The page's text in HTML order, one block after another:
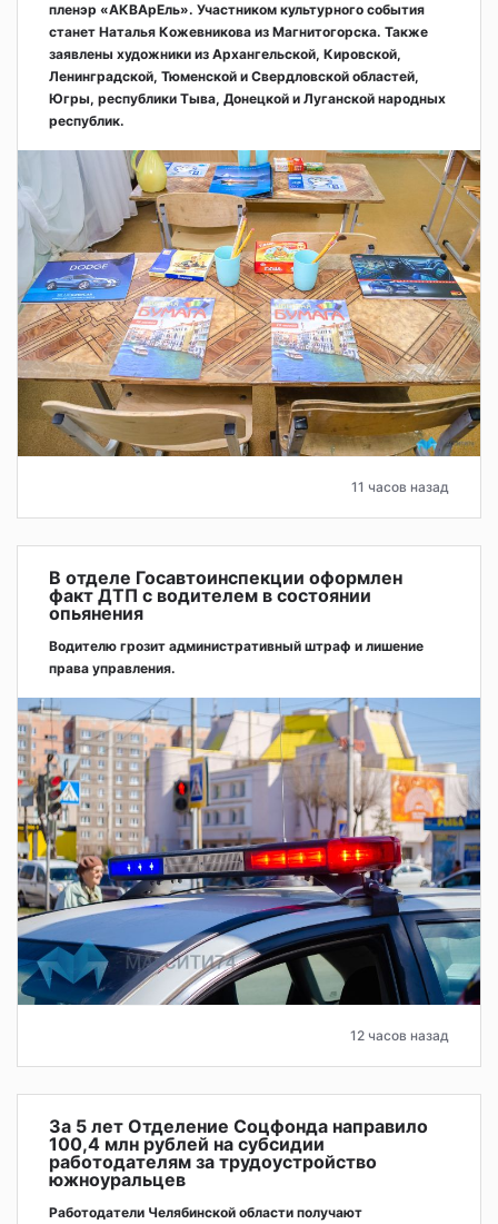
пленэр «АКВАрЕль». Участником культурного события
станет Наталья Кожевникова из Магнитогорска. Также
заявлены художники из Архангельской, Кировской,
Ленинградской, Тюменской и Свердловской областей,
Югры, республики Тыва, Донецкой и Луганской народных
республик.
11 часов назад
В отделе Госавтоинспекции оформлен
факт ДТП с водителем в состоянии
опьянения
Водителю грозит административный штраф и лишение
права управления.
12 часов назад
За 5 лет Отделение Соцфонда направило
100,4 млн рублей на субсидии
работодателям за трудоустройство
южноуральцев
Работодатели Челябинской области получают